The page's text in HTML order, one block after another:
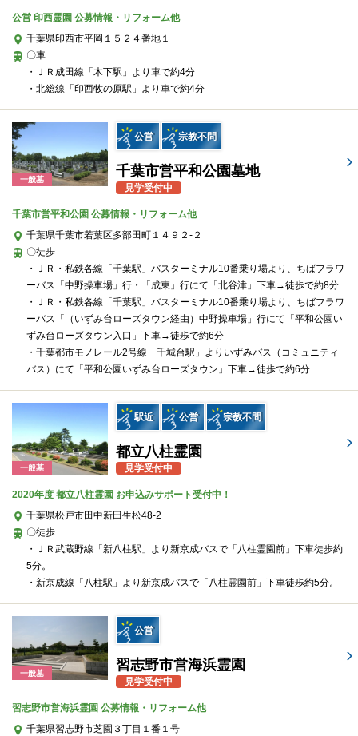
公営 印西霊園 公募情報・リフォーム他
千葉県印西市平岡１５２４番地１
〇車
・ＪＲ成田線「木下駅」より車で約4分
・北総線「印西牧の原駅」より車で約4分
一般墓
公営 宗教不問
千葉市営平和公園墓地
見学受付中
千葉市営平和公園 公募情報・リフォーム他
千葉県千葉市若葉区多部田町１４９２-２
〇徒歩
・ＪＲ・私鉄各線「千葉駅」バスターミナル10番乗り場より、ちばフラワ
ーバス「中野操車場」行・「成東」行にて「北谷津」下車→徒歩で約8分
・ＪＲ・私鉄各線「千葉駅」バスターミナル10番乗り場より、ちばフラワ
ーバス「（いずみ台ローズタウン経由）中野操車場」行にて「平和公園い
ずみ台ローズタウン入口」下車→徒歩で約6分
・千葉都市モノレール2号線「千城台駅」よりいずみバス（コミュニティ
バス）にて「平和公園いずみ台ローズタウン」下車→徒歩で約6分
一般墓
駅近 公営 宗教不問
都立八柱霊園
見学受付中
2020年度 都立八柱霊園 お申込みサポート受付中！
千葉県松戸市田中新田生松48-2
〇徒歩
・ＪＲ武蔵野線「新八柱駅」より新京成バスで「八柱霊園前」下車徒歩約
5分。
・新京成線「八柱駅」より新京成バスで「八柱霊園前」下車徒歩約5分。
一般墓
公営
習志野市営海浜霊園
見学受付中
習志野市営海浜霊園 公募情報・リフォーム他
千葉県習志野市芝園３丁目１番１号